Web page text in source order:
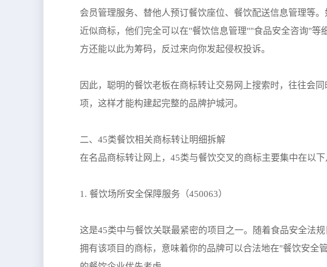
会员管理服务、替他人预订餐饮座位、餐饮配送信息管理等
近似商标，他们完全可以在"餐饮信息管理""食品安全咨询"
方还能以此为筹码，反过来向你发起侵权投诉。
因此，聪明的餐饮老板在商标转让交易网上搜索时，往往会
项，这样才能构建起完整的品牌护城河。
二、45类餐饮相关商标转让明细拆解
在名品商标转让网上，45类与餐饮交叉的商标主要集中在以下
1. 餐饮场所安全保障服务（450063）
这是45类中与餐饮关联最紧密的项目之一。随着食品安全法
拥有该项目的商标，意味着你的品牌可以合法地在"餐饮安全